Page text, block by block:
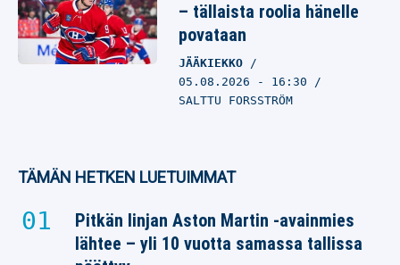
– tällaista roolia hänelle
povataan
JÄÄKIEKKO
05.08.2026 - 16:30
SALTTU FORSSTRÖM
TÄMÄN HETKEN LUETUIMMAT
Pitkän linjan Aston Martin -avainmies
lähtee – yli 10 vuotta samassa tallissa